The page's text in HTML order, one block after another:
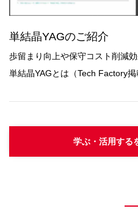
単結晶YAGのご紹介
歩留まり向上や保守コスト削減
単結晶YAGとは（Tech Factory掲
学ぶ・活用する